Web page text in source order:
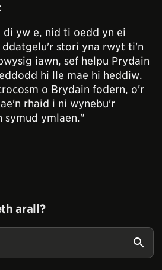
yw e, nid ti oedd yn ei
ddatgelu'r stori yna rwyt ti'n
iawn, sef helpu Prydain
hi lle mae hi heddiw.
o Brydain fodern, o'r
rhaid i ni wynebu'r
symud ymlaen."
arall?